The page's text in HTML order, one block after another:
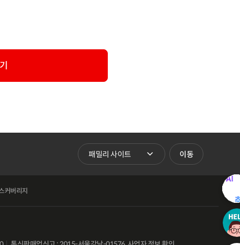
패밀리 사이트 바로가기
이동
커버리지